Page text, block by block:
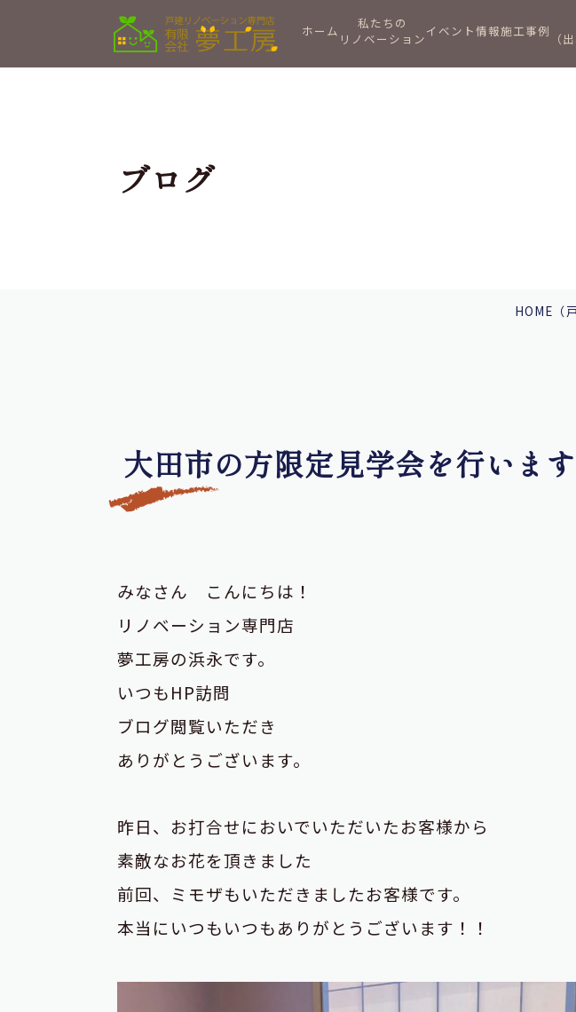
ホーム
私たちの
リノベーションイベント情報施工事例 （
ブログ
HOME
大田市の方限定見学会を行います
みなさん こんにちは！
リノベーション専門店
夢工房の浜永です。
いつもHP訪問
ブログ閲覧いただき
ありがとうございます。
昨日、お打合せにおいでいただいたお客様から
素敵なお花を頂きました
前回、ミモザもいただきましたお客様です。
本当にいつもいつもありがとうございます！！